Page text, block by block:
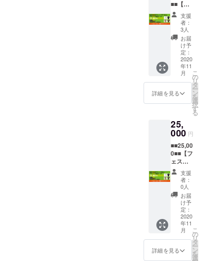
フォニー
ホール、岡
崎ジャズス
トリート、
チッタナポ
リサマーナ
イトジャ
ズ、山形県
庄内映画
村、名古屋
村、JZ
Brat（東京都
渋谷区）、
楽屋（東京
都目黒区）
など。他各
地コンサー
トホール、
大手企業、
学校イベン
ト、ホテル
ライブハウ
様が楽
曲を使
用する
場合、
権利は
フェス
主催者
にあり
ます。
※「USB
リース
ティッ
R」から
お選び
くださ
い。 ※
フェス
終了
後、編
集作業
をし郵
送にて
お送り
いたし
ます。
（2020
年内
約5種
類、何
が入っ
てるか
はお楽
しみ
に！
セージ
をお送
りしま
す。 ②
エフ・
リーブ
ス・オ
リジナ
ルTシャ
ツ×１枚
※カラー
とサイ
い。 ③
フィド
フェス
会場観
覧チ
ケット
１枚 ※
チケッ
トは開
催3日間
からお
選びい
ただけ
ます。
一、
フィド
乗せす
る事が
出来ま
す。 頂
いたご
支援は
活動継
続のた
め、大
切に使
わせて
頂きま
トを
ゲット
して、
家族み
んなで
フェス
を楽し
もう！
①お礼
メール
ご支援
頂いた
お礼と
して感
謝メッ
セージ
をお送
■■【フ
ェス会
場観覧
チケッ
ト2名
（ペア1
枚）&T
シャツ2
枚コー
ス】 皆
様のご
支援お
待ちし
ていま
ターン
を選択
後、次
の画面
でお好
きな金
額を上
乗せす
る事が
出来ま
す。 頂
いたご
支援は
活動継
続のた
め、大
切に使
支援
者：
3人
お届
け予
定：
2020
年11
月
詳細を見る
こ
の
リ
タ
ー
ン
を
選
択
す
る
25,
000 円
■■25,00
0■■【フ
ェス配
信視聴
チケッ
ト&T
シャツ2
枚】 皆
様のご
支援お
待ちし
ていま
す。リ
ターン
を選択
支援
者：
0人
お届
け予
定：
2020
年11
月
詳細を見る
こ
の
リ
タ
ー
ン
を
選